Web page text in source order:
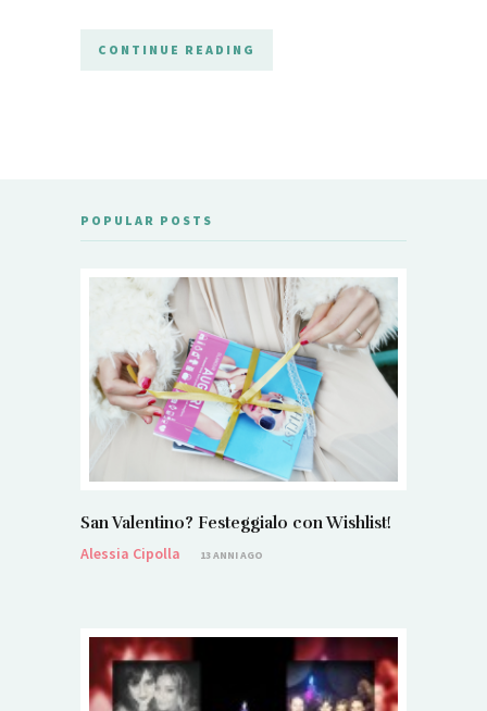
CONTINUE READING
POPULAR POSTS
San Valentino? Festeggialo con Wishlist!
Alessia Cipolla
13 ANNI AGO